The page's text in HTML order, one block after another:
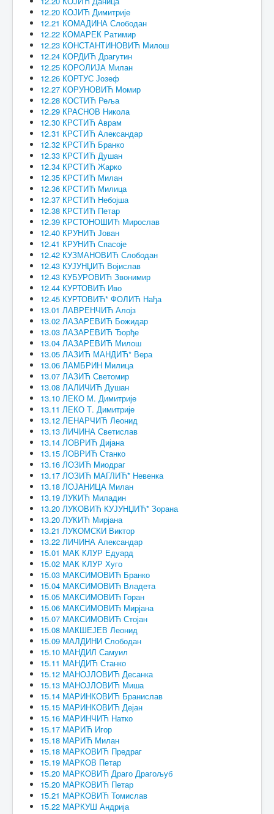
12.20 КОЈИЋ Димитрије
12.21 КОМАДИНА Слободан
12.22 КОМАРЕК Ратимир
12.23 КОНСТАНТИНОВИЋ Милош
12.24 КОРДИЋ Драгутин
12.25 КОРОЛИЈА Милан
12.26 КОРТУС Јозеф
12.27 КОРУНОВИЋ Момир
12.28 КОСТИЋ Реља
12.29 КРАСНОВ Никола
12.30 КРСТИЋ Аврам
12.31 КРСТИЋ Александар
12.32 КРСТИЋ Бранко
12.33 КРСТИЋ Душан
12.34 КРСТИЋ Жарко
12.35 КРСТИЋ Милан
12.36 КРСТИЋ Милица
12.37 КРСТИЋ Небојша
12.38 КРСТИЋ Петар
12.39 КРСТОНОШИЋ Мирослав
12.40 КРУНИЋ Јован
12.41 КРУНИЋ Спасоје
12.42 КУЗМАНОВИЋ Слободан
12.43 КУЈУНЏИЋ Војислав
12.43 КУБУРОВИЋ Звонимир
12.44 КУРТОВИЋ Иво
12.45 КУРТОВИЋ* ФОЛИЋ Нађа
13.01 ЛАВРЕНЧИЋ Алојз
13.02 ЛАЗАРЕВИЋ Божидар
13.03 ЛАЗАРЕВИЋ Ђорђе
13.04 ЛАЗАРЕВИЋ Милош
13.05 ЛАЗИЋ МАНДИЋ* Вера
13.06 ЛАМБРИН Милица
13.07 ЛАЗИЋ Светомир
13.08 ЛАЛИЧИЋ Душан
13.10 ЛЕКО М. Димитрије
13.11 ЛЕКО Т. Димитрије
13.12 ЛЕНАРЧИЋ Леонид
13.13 ЛИЧИНА Светислав
13.14 ЛОВРИЋ Дијана
13.15 ЛОВРИЋ Станко
13.16 ЛОЗИЋ Миодраг
13.17 ЛОЗИЋ МАГЛИЋ* Невенка
13.18 ЛОЈАНИЦА Милан
13.19 ЛУКИЋ Миладин
13.20 ЛУКОВИЋ КУЈУНЏИЋ* Зорана
13.20 ЛУКИЋ Мирјана
13.21 ЛУКОМСКИ Виктор
13.22 ЛИЧИНА Александар
15.01 МАК КЛУР Едуард
15.02 МАК КЛУР Хуго
15.03 МАКСИМОВИЋ Бранко
15.04 МАКСИМОВИЋ Владета
15.05 МАКСИМОВИЋ Горан
15.06 МАКСИМОВИЋ Мирјана
15.07 МАКСИМОВИЋ Стојан
15.08 МАКШЕЈЕВ Леонид
15.09 МАЛДИНИ Слободан
15.10 МАНДИЛ Самуил
15.11 МАНДИЋ Станко
15.12 МАНОЈЛОВИЋ Десанка
15.13 МАНОЈЛОВИЋ Миша
15.14 МАРИНКОВИЋ Бранислав
15.15 МАРИНКОВИЋ Дејан
15.16 МАРИНЧИЋ Натко
15.17 МАРИЋ Игор
15.18 МАРИЋ Милан
15.18 МАРКОВИЋ Предраг
15.19 МАРКОВ Петар
15.20 МАРКОВИЋ Драго Драгољуб
15.20 МАРКОВИЋ Петар
15.21 МАРКОВИЋ Томислав
15.22 МАРКУШ Андрија